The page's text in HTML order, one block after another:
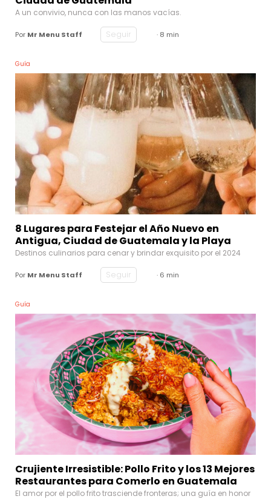
A un convivio, nunca con las manos vacías.
Por Mr Menu Staff Seguir · 8 min
Guía
8 Lugares para Festejar el Año Nuevo en
Antigua, Ciudad de Guatemala y la Playa
Destinos culinarios para cenar y brindar exquisito por el 2024
Por Mr Menu Staff Seguir · 6 min
Guía
Crujiente Irresistible: Pollo Frito y los 13 Mejores
Restaurantes para Comerlo en Guatemala
El amor por el pollo frito trasciende fronteras; una guía en honor